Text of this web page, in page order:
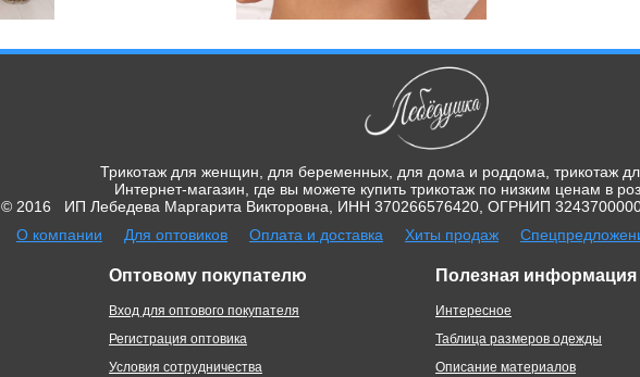
Трикотаж для женщин, для беременных, для дома и роддома, трикотаж
Интернет-магазин, где вы можете купить трикотаж по низким ценам в
© 2016 ИП Лебедева Маргарита Викторовна, ИНН 370266576420, ОГРНИП
О компании
Для оптовиков Оплата и доставка Хиты продаж
Оптовому покупателю
Вход для оптового покупателя
Регистрация оптовика
Условия сотрудничества
Полезная информация
Интересное
Таблица размеров одежды
Описание материалов